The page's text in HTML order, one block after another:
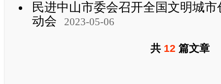
民进中山市委会召开全国文明城
动会
2023-05-06
共 12 篇文章